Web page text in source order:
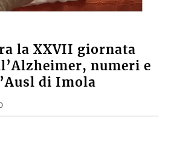
la XXVII giornata
numeri e